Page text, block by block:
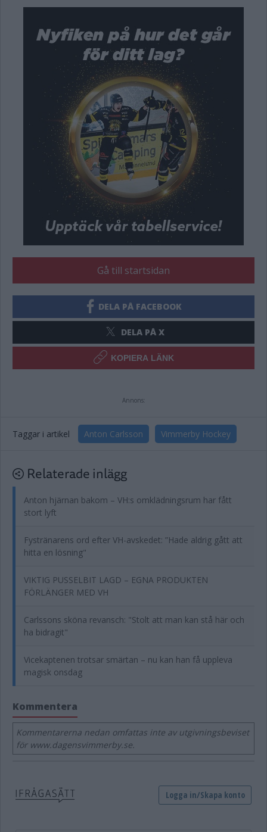
Gå till startsidan
DELA PÅ FACEBOOK
DELA PÅ X
KOPIERA LÄNK
Annons:
Taggar i artikel Anton Carlsson Vimmerby Hockey
Relaterade inlägg
Anton hjärnan bakom – VH:s omklädningsrum har fått
stort lyft
Fystränarens ord efter VH-avskedet: ”Hade aldrig gått att
hitta en lösning"
VIKTIG PUSSELBIT LAGD – EGNA PRODUKTEN
FÖRLÄNGER MED VH
Carlssons sköna revansch: "Stolt att man kan stå här och
ha bidragit"
Vicekaptenen trotsar smärtan – nu kan han få uppleva
magisk onsdag
Kommentera
Kommentarerna nedan omfattas inte av utgivningsbeviset
för www.dagensvimmerby.se.